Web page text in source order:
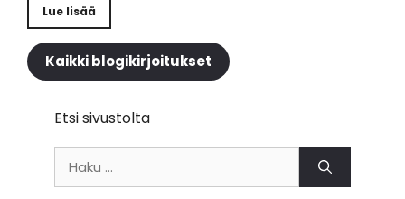
Lue lisää
Kaikki blogikirjoitukset
Etsi sivustolta